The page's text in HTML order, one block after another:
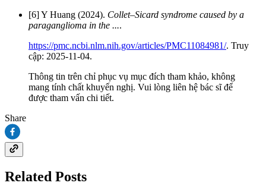
[6] Y Huang (2024). Collet–Sicard syndrome caused by a
paraganglioma in the ....
https://pmc.ncbi.nlm.nih.gov/articles/PMC11084981/. Truy
cập: 2025-11-04.
Thông tin trên chỉ phục vụ mục đích tham khảo, không
mang tính chất khuyến nghị. Vui lòng liên hệ bác sĩ để
được tham vấn chi tiết.
Share
Related Posts